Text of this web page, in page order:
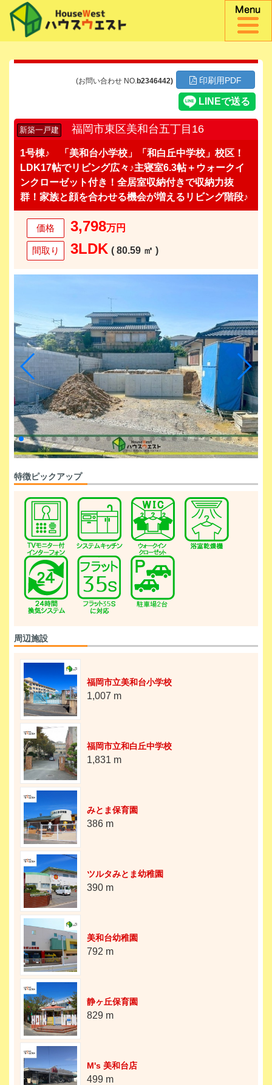
(お問い合わせ NO.b2346442) 印刷用PDF
新築一戸建 福岡市東区美和台五丁目16
1号棟♪ 「美和台小学校」「和白丘中学校」校区！
LDK17帖でリビング広々♪主寝室6.3帖＋ウォークイ
ンクローゼット付き！全居室収納付きで収納力抜
群！家族と顔を合わせる機会が増えるリビング階段♪
価格 3,798万円
間取り 3LDK ( 80.59 ㎡ )
特徴ピックアップ
周辺施設
福岡市立美和台小学校
1,007 m
福岡市立和白丘中学校
1,831 m
みとま保育園
386 m
ツルタみとま幼稚園
390 m
美和台幼稚園
792 m
静ヶ丘保育園
829 m
M's 美和台店
499 m